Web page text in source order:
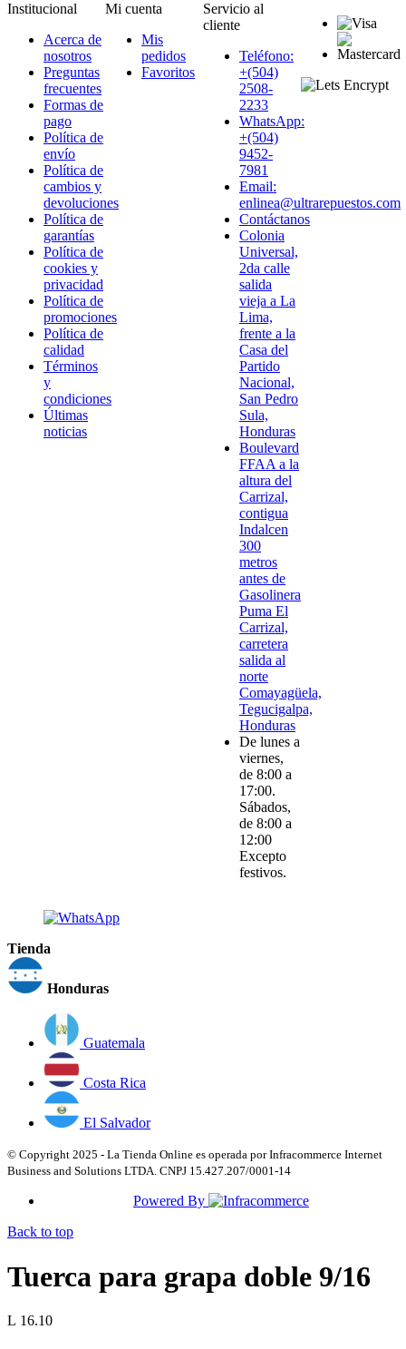
Institucional
Acerca de
nosotros
Preguntas
frecuentes
Formas de
pago
Política de
envío
Política de
cambios y
devoluciones
Política de
garantías
Política de
cookies y
privacidad
Política de
promociones
Política de
calidad
Términos
y
condiciones
Últimas
noticias
Mi cuenta
Mis
pedidos
Favoritos
Servicio al
cliente
Teléfono:
+(504)
2508-
2233
WhatsApp:
+(504)
9452-
7981
Email:
enlinea@ultrarepuestos.com
Contáctanos
Colonia
Universal,
2da calle
salida
vieja a La
Lima,
frente a la
Casa del
Partido
Nacional,
San Pedro
Sula,
Honduras
Boulevard
FFAA a la
altura del
Carrizal,
contigua
Indalcen
300
metros
antes de
Gasolinera
Puma El
Carrizal,
carretera
salida al
norte
Comayagüela,
Tegucigalpa,
Honduras
De lunes a
viernes,
de 8:00 a
17:00.
Sábados,
de 8:00 a
12:00
Excepto
festivos.
Tienda
Honduras
Guatemala
Costa Rica
El Salvador
© Copyright 2025 - La Tienda Online es operada por Infracommerce Internet
Business and Solutions LTDA. CNPJ 15.427.207/0001-14
Powered By
Back to top
Tuerca para grapa doble 9/16
L 16.10